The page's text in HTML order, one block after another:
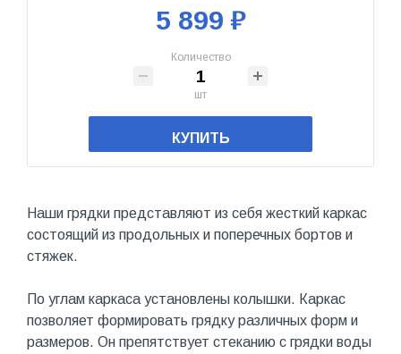
5 899 ₽
Количество
шт
КУПИТЬ
Наши грядки представляют из себя жесткий каркас
состоящий из продольных и поперечных бортов и
стяжек.
По углам каркаса установлены колышки. Каркас
позволяет формировать грядку различных форм и
размеров. Он препятствует стеканию с грядки воды